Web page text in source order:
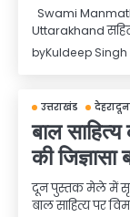
Swami
Uttarakhand
byKuldeep Singh
उत्तराखंड देहरादून
बाल
की जिज्ञासा
दून पुस्तक मेले में
बाल साहित्य पर